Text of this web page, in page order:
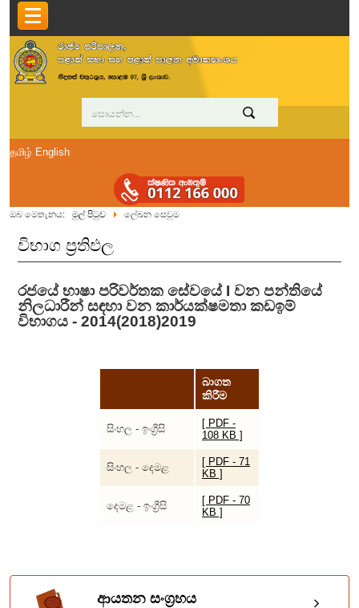
தமிழ் English
ඔබ මෙතැනය: මුල් පිටුව ලේඛන සෙවුම
විභාග ප්‍රතිඵල
රජයේ භාෂා පරිවර්තක සේවයේ I වන පන්තියේ
නිලධාරීන් සඳහා වන කාර්යක්ෂමතා කඩඉම්
විභාගය - 2014(2018)2019
බාගත
කිරීම
සිංහල - ඉංග්‍රීසි
[ PDF -
108 KB ]
සිංහල - දෙමළ
[ PDF - 71
KB ]
දෙමළ - ඉංග්‍රීසි
[ PDF - 70
KB ]
ආයතන සංග්‍රහය